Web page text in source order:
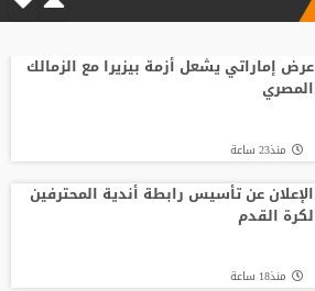
عرض إماراتي يشعل أزمة بيزيرا مع الزمالك
المصري
منذ23 ساعة
الإعلان عن تأسيس رابطة أندية المحترفين
لكرة القدم
منذ18 ساعة